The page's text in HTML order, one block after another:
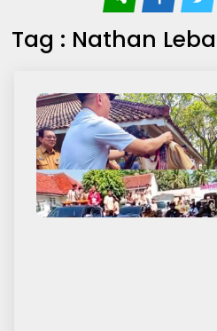
Tag : Nathan